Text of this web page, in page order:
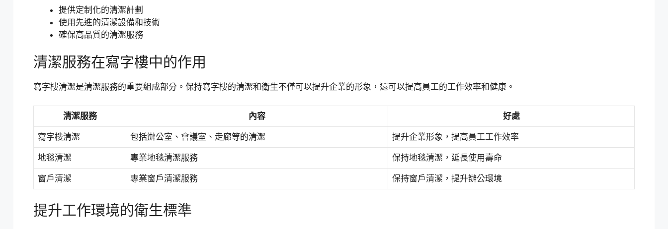
提供定制化的清潔計劃
使用先進的清潔設備和技術
確保高品質的清潔服務
清潔服務在寫字樓中的作用
寫字樓清潔是清潔服務的重要組成部分。保持寫字樓的清潔和衛生不僅可以提升企業的形象，還可以提高員工的工作效率和健康。
清潔服務 內容 好處
寫字樓清潔 包括辦公室、會議室、走廊等的清潔 提升企業形象，提高員工工作效率
地毯清潔 專業地毯清潔服務 保持地毯清潔，延長使用壽命
窗戶清潔 專業窗戶清潔服務 保持窗戶清潔，提升辦公環境
提升工作環境的衛生標準